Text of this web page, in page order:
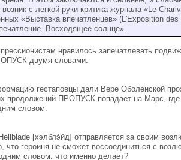
с лёгкой руки критика журнала «Le
«Выставка впечатленцев» (L'Exposition
Восходящее солнце».
нравилось запечатлевать
двумя словами.
гестаповцы дали Вере Оболе́нской
ПРОПУСК попадает на Марс, где
словом.
[хэлблэ́йд] отправляется за своим
что героиня не сможет воссоединиться с
словом: что именно делает?